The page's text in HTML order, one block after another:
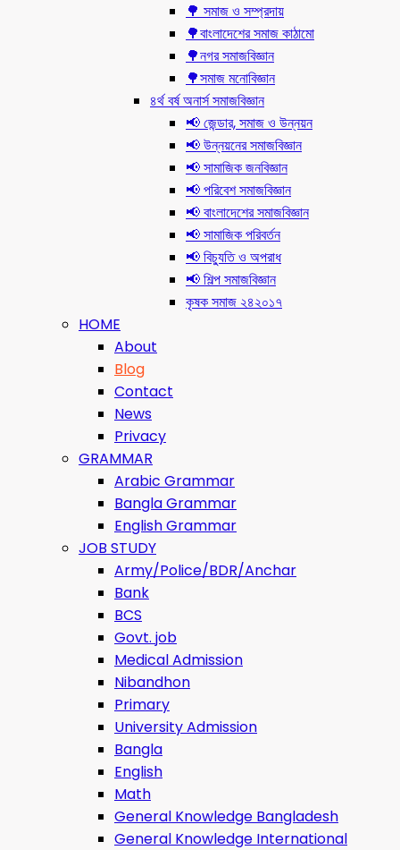
🌳 সমাজ ও সম্প্রদায়
🌳বাংলাদেশের সমাজ কাঠামো
🌳নগর সমাজবিজ্ঞান
🌳সমাজ মনোবিজ্ঞান
৪র্থ বর্ষ অনার্স সমাজবিজ্ঞান
📢 জেন্ডার, সমাজ ও উন্নয়ন
📢 উন্নয়নের সমাজবিজ্ঞান
📢 সামাজিক জনবিজ্ঞান
📢 পরিবেশ সমাজবিজ্ঞান
📢 বাংলাদেশের সমাজবিজ্ঞান
📢 সামাজিক পরিবর্তন
📢 বিচ্যুতি ও অপরাধ
📢 শিল্প সমাজবিজ্ঞান
কৃষক সমাজ ২৪২০১৭
HOME
About
Blog
Contact
News
Privacy
GRAMMAR
Arabic Grammar
Bangla Grammar
English Grammar
JOB STUDY
Army/Police/BDR/Anchar
Bank
BCS
Govt. job
Medical Admission
Nibandhon
Primary
University Admission
Bangla
English
Math
General Knowledge Bangladesh
General Knowledge International